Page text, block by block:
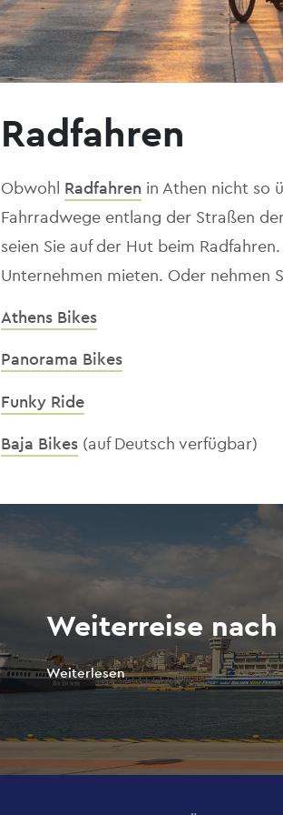
Radfahren
Obwohl Radfahren in Athen nicht so
Fahrradwege entlang der Straßen
seien Sie auf der Hut beim
Unternehmen mieten. Oder nehmen
Athens Bikes
Panorama Bikes
Funky Ride
Baja Bikes(auf Deutsch verfügbar)
Weiterreise
Weiterlesen